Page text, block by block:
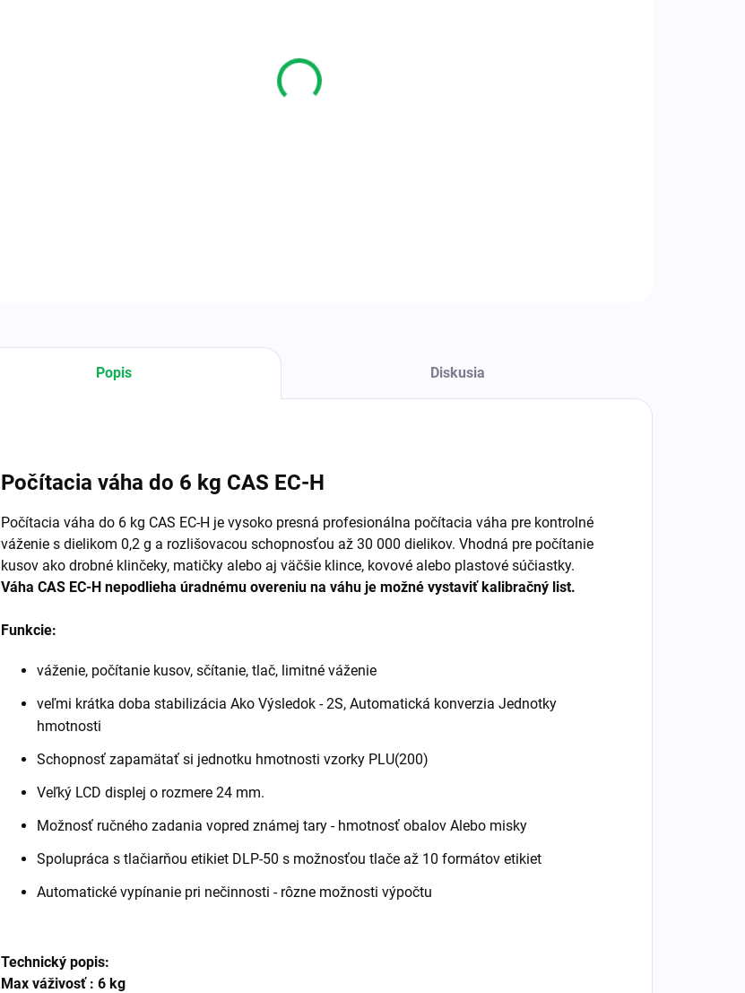
Popis Diskusia
Počítacia váha do 6 kg CAS EC-H
Počítacia váha do 6 kg CAS EC-H je vysoko presná profesionálna počítacia váha pre kontrolné
váženie s dielikom 0,2 g a rozlišovacou schopnosťou až 30 000 dielikov. Vhodná pre počítanie
kusov ako drobné klinčeky, matičky alebo aj väčšie klince, kovové alebo plastové súčiastky.
Váha CAS EC-H nepodlieha úradnému overeniu na váhu je možné vystaviť kalibračný list.
Funkcie:
váženie, počítanie kusov, sčítanie, tlač, limitné váženie
veľmi krátka doba stabilizácia Ako Výsledok - 2S, Automatická konverzia Jednotky
hmotnosti
Schopnosť zapamätať si jednotku hmotnosti vzorky PLU(200)
Veľký LCD displej o rozmere 24 mm.
Možnosť ručného zadania vopred známej tary - hmotnosť obalov Alebo misky
Spolupráca s tlačiarňou etikiet DLP-50 s možnosťou tlače až 10 formátov etikiet
Automatické vypínanie pri nečinnosti - rôzne možnosti výpočtu
Technický popis:
Max váživosť : 6 kg